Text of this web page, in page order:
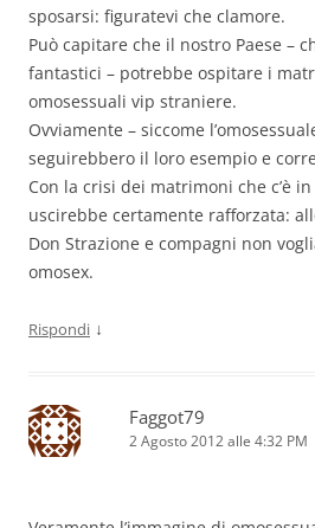
sposarsi: figuratevi che clamore.
Può capitare che il nostro Paese –
fantastici – potrebbe ospitare i
omosessuali vip straniere.
Ovviamente – siccome
seguirebbero il loro esempio e
Con la crisi dei matrimoni che c’è
uscirebbe certamente rafforzata:
Don Strazione e compagni non
omosex.
Rispondi ↓
Faggot79
2 Agosto 2012 alle 4:32 PM